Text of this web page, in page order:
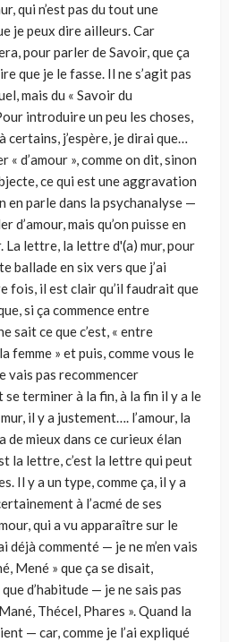
qui n’est pas du tout une
je peux dire ailleurs. Car
pour parler de Savoir, que ça
que je le fasse. Il ne s’agit pas
mais du « Savoir du
introduire un peu les choses,
certains, j’espère, je dirai que…
« d’amour », comme on dit, sinon
ce qui est une aggravation
en parle dans la psychanalyse —
d’amour, mais qu’on puisse en
lettre, la lettre d'(a) mur, pour
ballade en six vers que j’ai
fois, il est clair qu’il faudrait que
si ça commence entre
sait ce que c’est, « entre
femme » et puis, comme vous le
vais pas recommencer
terminer à la fin, à la fin il y a le
il y a justement…. l’amour, la
de mieux dans ce curieux élan
la lettre, c’est la lettre qui peut
Il y a un type, comme ça, il y a
à l’acmé de ses
qui a vu apparaître sur le
déjà commenté — je ne m’en vais
Mené » que ça se disait,
d’habitude — je ne sais pas
Thécel, Phares ». Quand la
— car, comme je l’ai expliqué